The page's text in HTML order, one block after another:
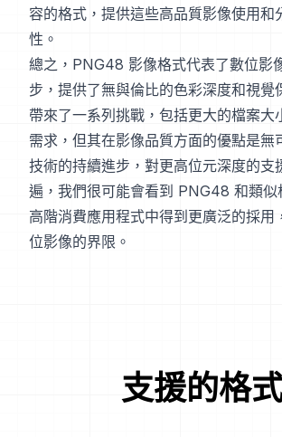
容的格式，提供這些高品質影像使用和
性。
總之，PNG48 影像格式代表了數位影
步，提供了無與倫比的色彩深度和視覺
帶來了一系列挑戰，包括更大的檔案大
需求，但其在影像品質方面的優點是無
技術的持續進步，對更高位元深度的支
遍，我們很可能會看到 PNG48 和類似
高階消費應用程式中得到更廣泛的採用
位影像的界限。
支援的格